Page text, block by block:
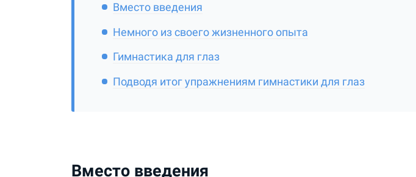
Вместо введения
Немного из своего жизненного опыта
Гимнастика для глаз
Подводя итог упражнениям гимнастики для глаз
Вместо введения